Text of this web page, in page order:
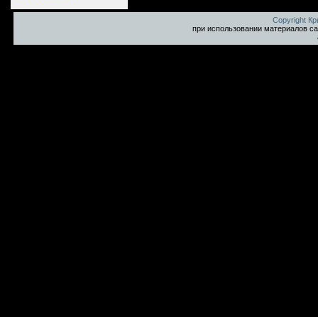
Copyright
при использовании материалов